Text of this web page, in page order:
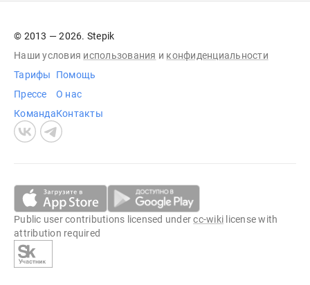
© 2013 — 2026. Stepik
Наши условия использования и конфиденциальности
Тарифы
Прессе
Команда
Помощь
О нас
Контакты
Public user contributions licensed undercc-wiki license with
attribution required